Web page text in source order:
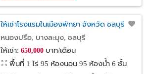
ให้เช่าโรงแรมในเมืองพัทยา จังหวัด ชลบุรี
หนองปรือ, บางละมุง, ชลบุรี
ให้เช่า: 650,000บาท/เดือน
พื้นที่ 1 ไร่ 95 ห้องนอน 95 ห้องน้ำ 6 ชั้น